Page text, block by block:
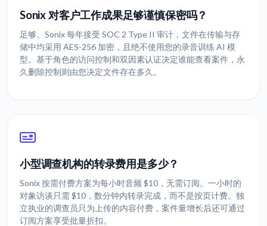
Sonix 对客户工作成果足够谨慎保密吗？
足够。Sonix 每年接受 SOC 2 Type II 审计，文件在传输与存
储中均采用 AES-256 加密，且绝不使用您的录音训练 AI 模
型。基于角色的访问控制和双因素认证决定谁能查看案件，永
久删除控制则由您决定文件存在多久。
小型调查机构的转录费用是多少？
Sonix 按需付费方案为每小时音频 $10，无需订阅。一小时的
对象访谈只需 $10，数分钟内转录完成，而不是按页计费。独
立执业的调查员只为上传的内容付费，案件量增长后还可通过
订阅方案享受批量折扣。